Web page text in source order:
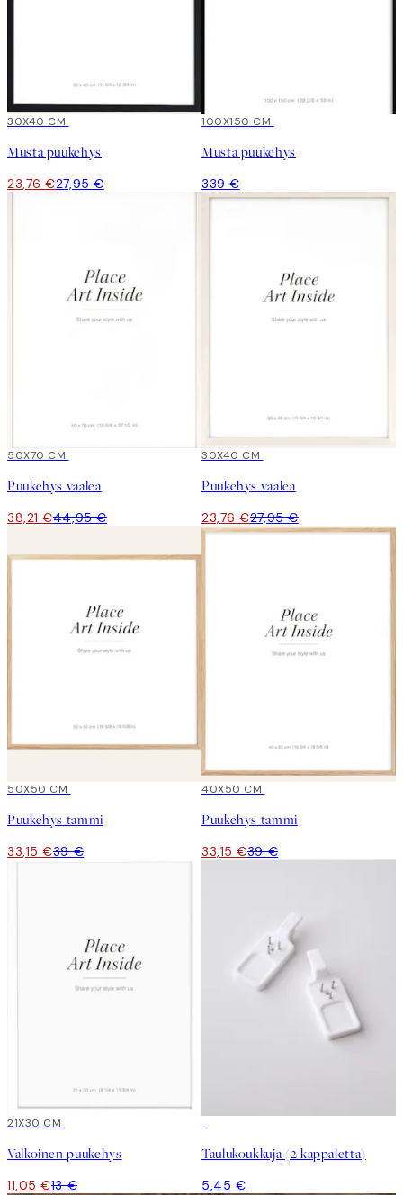
15%*
30X40 CM
Musta puukehys
23,76 €27,95 €
100X150 CM
Musta puukehys
339 €
15%*
50X70 CM
Puukehys vaalea
38,21 €44,95 €
15%*
30X40 CM
Puukehys vaalea
23,76 €27,95 €
15%*
50X50 CM
Puukehys tammi
33,15 €39 €
15%*
40X50 CM
Puukehys tammi
33,15 €39 €
15%*
21X30 CM
Valkoinen puukehys
11,05 €13 €
Taulukoukkuja (2 kappaletta)
5,45 €